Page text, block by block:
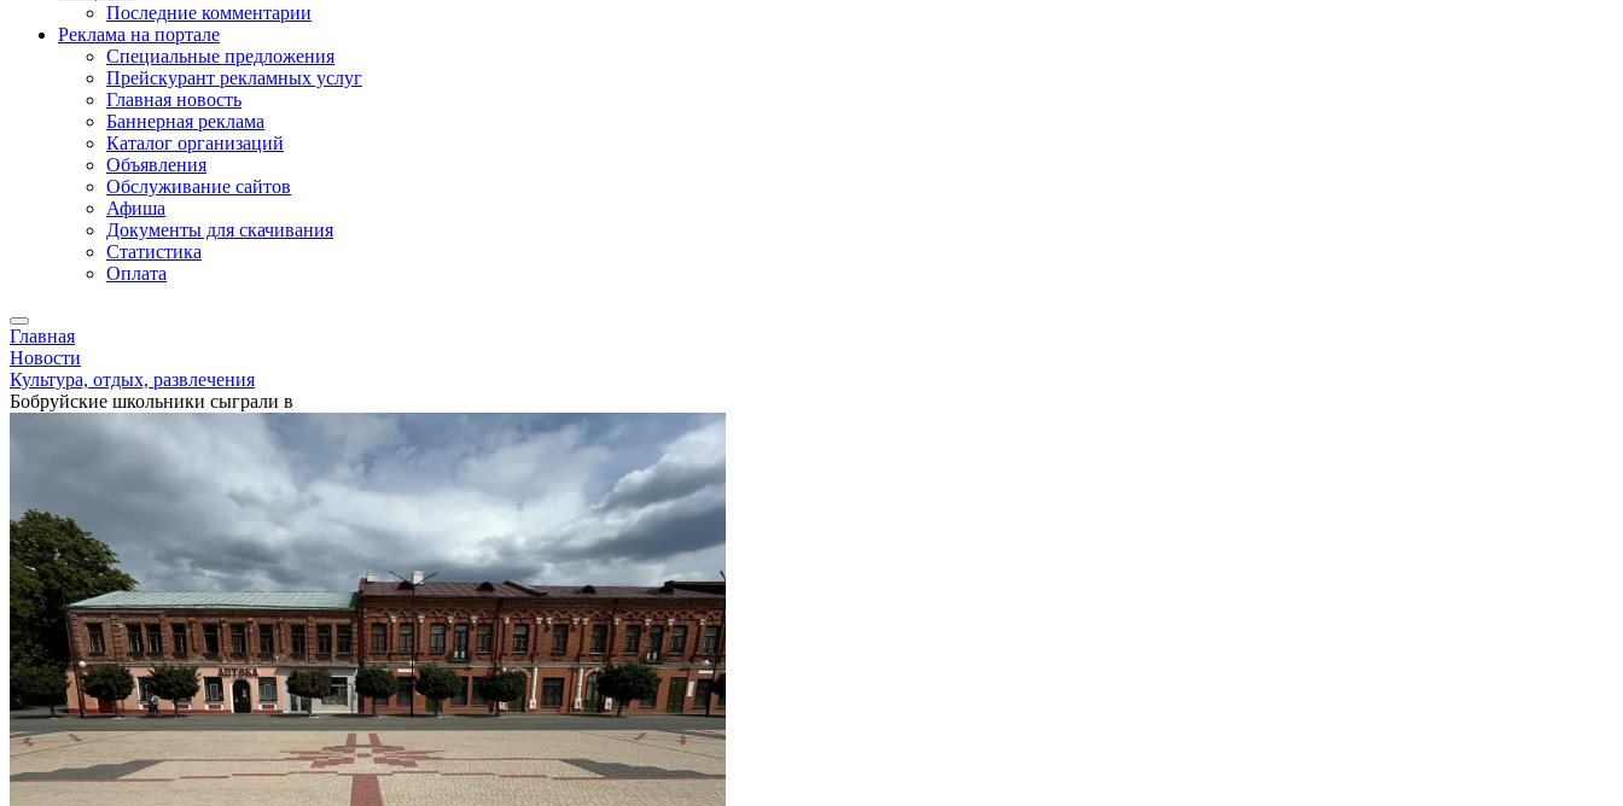
Последние комментарии
Реклама на портале
Специальные предложения
Прейскурант рекламных услуг
Главная новость
Баннерная реклама
Каталог организаций
Объявления
Обслуживание сайтов
Афиша
Документы для скачивания
Статистика
Оплата
Главная
Новости
Культура, отдых, развлечения
Бобруйские школьники сыграли в